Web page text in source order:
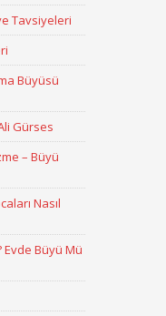
Tavsiyeleri
Büyüsü
Gürses
– Büyü
Nasıl
Büyü Mü